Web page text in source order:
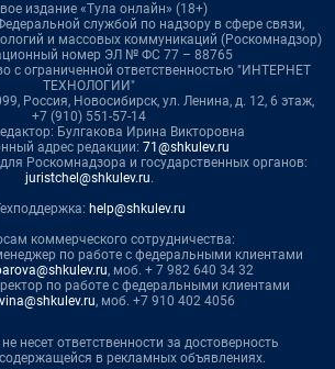
издание «Тула онлайн» (18+)
службой по надзору в сфере связи,
и массовых коммуникаций (Роскомнадзор)
номер ЭЛ № ФС 77 – 88765
с ограниченной ответственностью "ИНТЕРНЕТ
ТЕХНОЛОГИИ"
Россия, Новосибирск, ул. Ленина, д. 12, 6 этаж,
+7 (910) 551-57-14
Булгакова Ирина Викторовна
адрес редакции: 71@shkulev.ru
Роскомнадзора и государственных органов:
juristchel@shkulev.ru.
help@shkulev.ru
коммерческого сотрудничества:
по работе с федеральными клиентами
, моб. + 7 982 640 34 32
по работе с федеральными клиентами
, моб. +7 910 402 4056
несет ответственности за достоверность
в рекламных объявлениях.